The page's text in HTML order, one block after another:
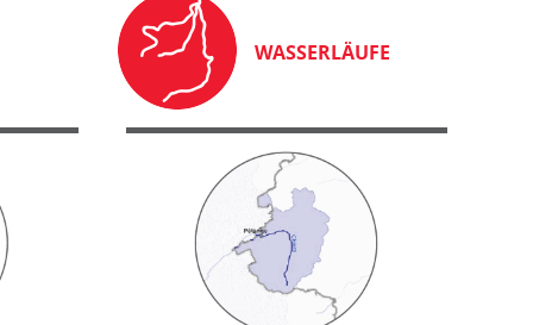
WASSERLÄUFE